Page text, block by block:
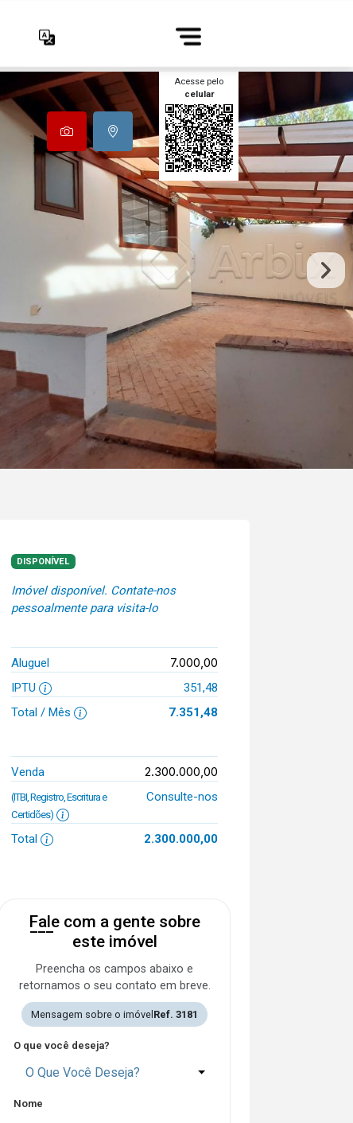
Acesse pelo
celular
DISPONÍVEL
Imóvel disponível. Contate-nos
pessoalmente para visita-lo
Aluguel 7.000,00
IPTU
351,48
Total / Mês
7.351,48
Venda 2.300.000,00
(ITBI, Registro, Escritura e
Certidões)
Consulte-nos
Total 2.300.000,00
Fale com a gente sobre
este imóvel
Preencha os campos abaixo e
retornamos o seu contato em breve.
Mensagem sobre o imóvel Ref. 3181
O que você deseja?
O Que Você Deseja?
Nome